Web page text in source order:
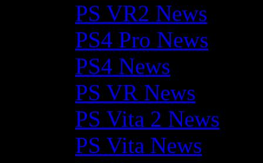
PS VR2 News
PS4 Pro News
PS4 News
PS VR News
PS Vita 2 News
PS Vita News